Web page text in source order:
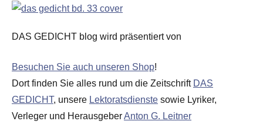
DAS GEDICHT blog wird präsentiert von
Besuchen Sie auch unseren Shop!
Dort finden Sie alles rund um die Zeitschrift DAS
GEDICHT, unsere Lektoratsdienste sowie Lyriker,
Verleger und HerausgeberAnton G. Leitner